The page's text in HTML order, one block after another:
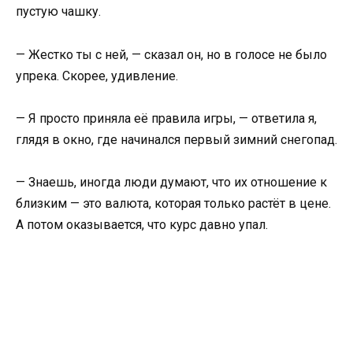
пустую чашку.
— Жестко ты с ней, — сказал он, но в голосе не было
упрека. Скорее, удивление.
— Я просто приняла её правила игры, — ответила я,
глядя в окно, где начинался первый зимний снегопад.
— Знаешь, иногда люди думают, что их отношение к
близким — это валюта, которая только растёт в цене.
А потом оказывается, что курс давно упал.